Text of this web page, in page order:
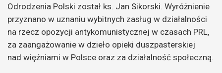
Odrodzenia Polski został ks. Jan Sikorski. Wyróżnienie
przyznano w uznaniu wybitnych zasług w działalności
na rzecz opozycji antykomunistycznej w czasach PRL,
za zaangażowanie w dzieło opieki duszpasterskiej
nad więźniami w Polsce oraz za działalność społeczną.